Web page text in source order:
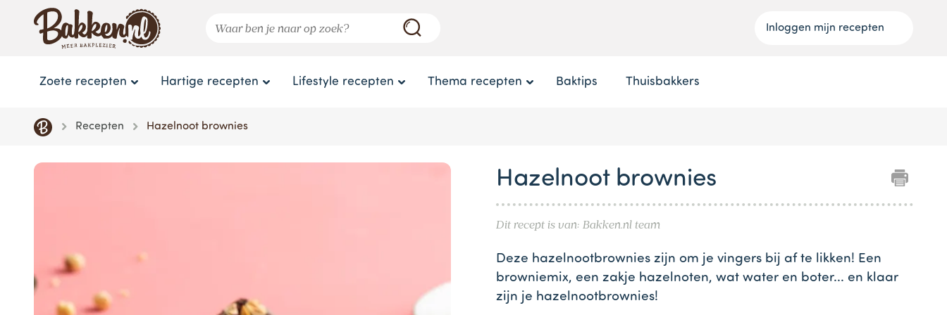
Inloggen mijn recepten
Zoete recepten Hartige recepten Lifestyle recepten Thema recepten Baktips Thuisbakkers
Recepten Hazelnoot brownies
Hazelnoot brownies
Dit recept is van: Bakken.nl team
Deze hazelnootbrownies zijn om je vingers bij af te likken! Een
browniemix, een zakje hazelnoten, wat water en boter... en klaar
zijn je hazelnootbrownies!